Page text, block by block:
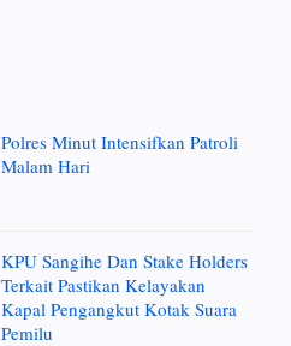
Polres Minut Intensifkan Patroli
Malam Hari
KPU Sangihe Dan Stake Holders
Terkait Pastikan Kelayakan
Kapal Pengangkut Kotak Suara
Pemilu